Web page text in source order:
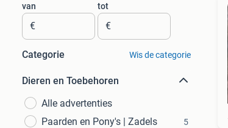
van
€
tot
€
Categorie Wis de categorie
Dieren en Toebehoren
Alle advertenties
Paarden en Pony's | Zadels
5